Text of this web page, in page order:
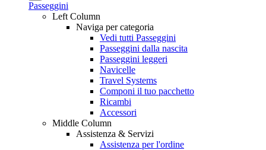
Passeggini
Left Column
Naviga per categoria
Vedi tutti Passeggini
Passeggini dalla nascita
Passeggini leggeri
Navicelle
Travel Systems
Componi il tuo pacchetto
Ricambi
Accessori
Middle Column
Assistenza & Servizi
Assistenza per l'ordine